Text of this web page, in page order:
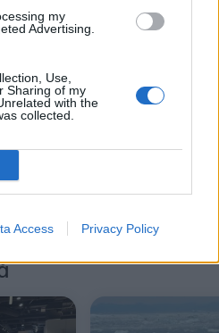
my
Advertising.
Use,
Sharing of my
with the
collected.
Access Privacy Policy